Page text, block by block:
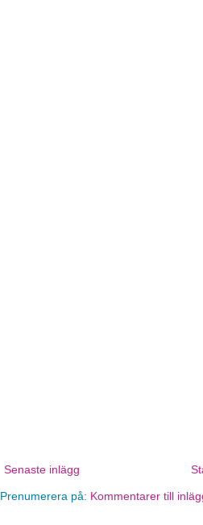
Senaste inlägg
Prenumerera på: Kommentarer till